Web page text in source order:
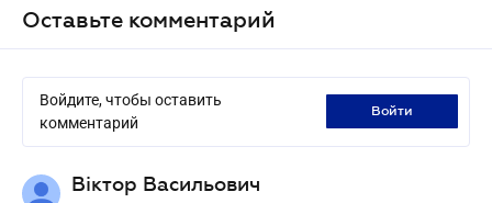
Оставьте комментарий
Войдите, чтобы оставить
комментарий
войти
Віктор Васильович